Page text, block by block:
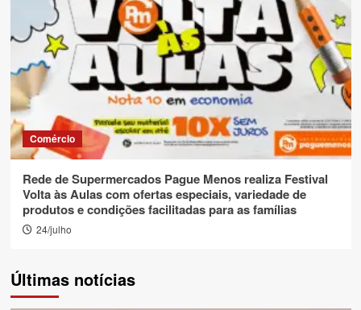
Comércio
Rede de Supermercados Pague Menos realiza Festival
Volta às Aulas com ofertas especiais, variedade de
produtos e condições facilitadas para as famílias
24/julho
Últimas notícias